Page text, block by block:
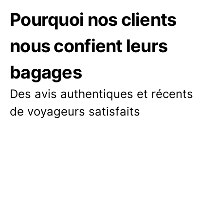
Pourquoi nos clients
nous confient leurs
bagages
Des avis authentiques et récents
de voyageurs satisfaits